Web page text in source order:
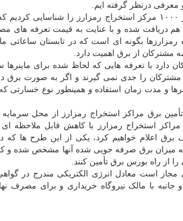
رجبی مشهدی با اشاره به اینکه هم اکنون بیشتر از ۱۰۰۰ مرکز استخراج
دریافت شده و با عنایت به قیمت تعرفه های
بگونه ای است که در تابستان ساعاتی
مشترکان از برق اهمیت دارد.
دارد با تعرفه هایی که لحاظ شده برای ماینرها
را جدی نمی گیرند و اگر به صورت برق
و مدت زمان استفاده و همینطور نوع
برق مراکز استخراج رمزارز از محل
استخراج رمزارز با کاهش قابل ملاحظه
برق اعلام خواهیم کرد، یکی از این طرح ها
میزان برق صرفه جویی شده آنها مشخص شده و
از راه بورس برق تأمین کنند.
است معادل انرژی الکتریکی مندرج در
جانبه با مالک نیروگاه خریداری و برای مصرف